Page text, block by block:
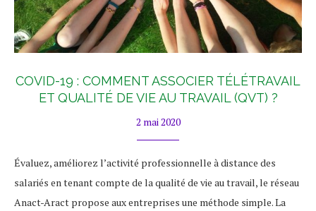
COVID-19 : COMMENT ASSOCIER TÉLÉTRAVAIL
ET QUALITÉ DE VIE AU TRAVAIL (QVT) ?
2 mai 2020
Évaluez, améliorez l’activité professionnelle à distance des
salariés en tenant compte de la qualité de vie au travail, le réseau
Anact-Aract propose aux entreprises une méthode simple. La